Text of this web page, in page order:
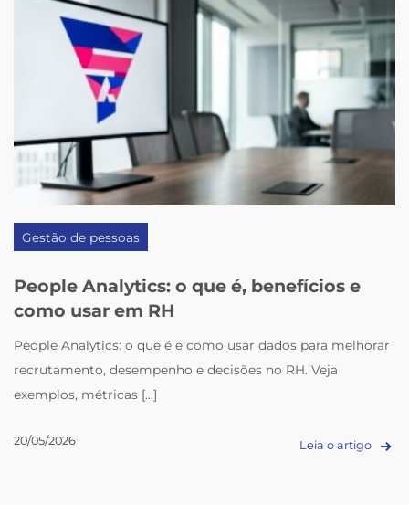
Gestão de pessoas
People Analytics: o que é, benefícios e
como usar em RH
People Analytics: o que é e como usar dados para melhorar
recrutamento, desempenho e decisões no RH. Veja
exemplos, métricas [...]
20/05/2026 Leia o artigo